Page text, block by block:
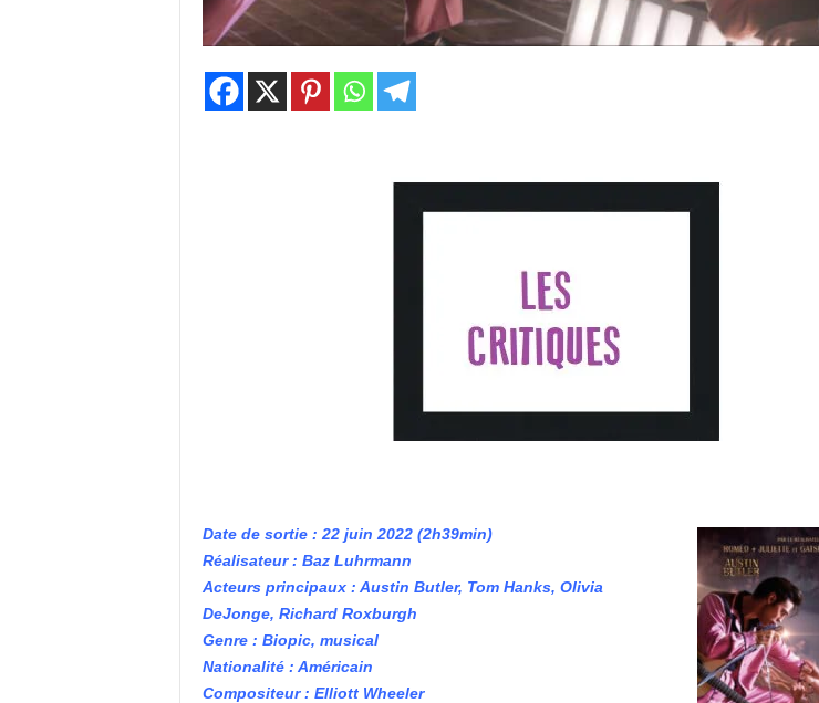
Date de sortie : 22 juin 2022 (2h39min)
Réalisateur : Baz Luhrmann
Acteurs principaux : Austin Butler, Tom Hanks, Olivia
DeJonge, Richard Roxburgh
Genre : Biopic, musical
Nationalité : Américain
Compositeur : Elliott Wheeler